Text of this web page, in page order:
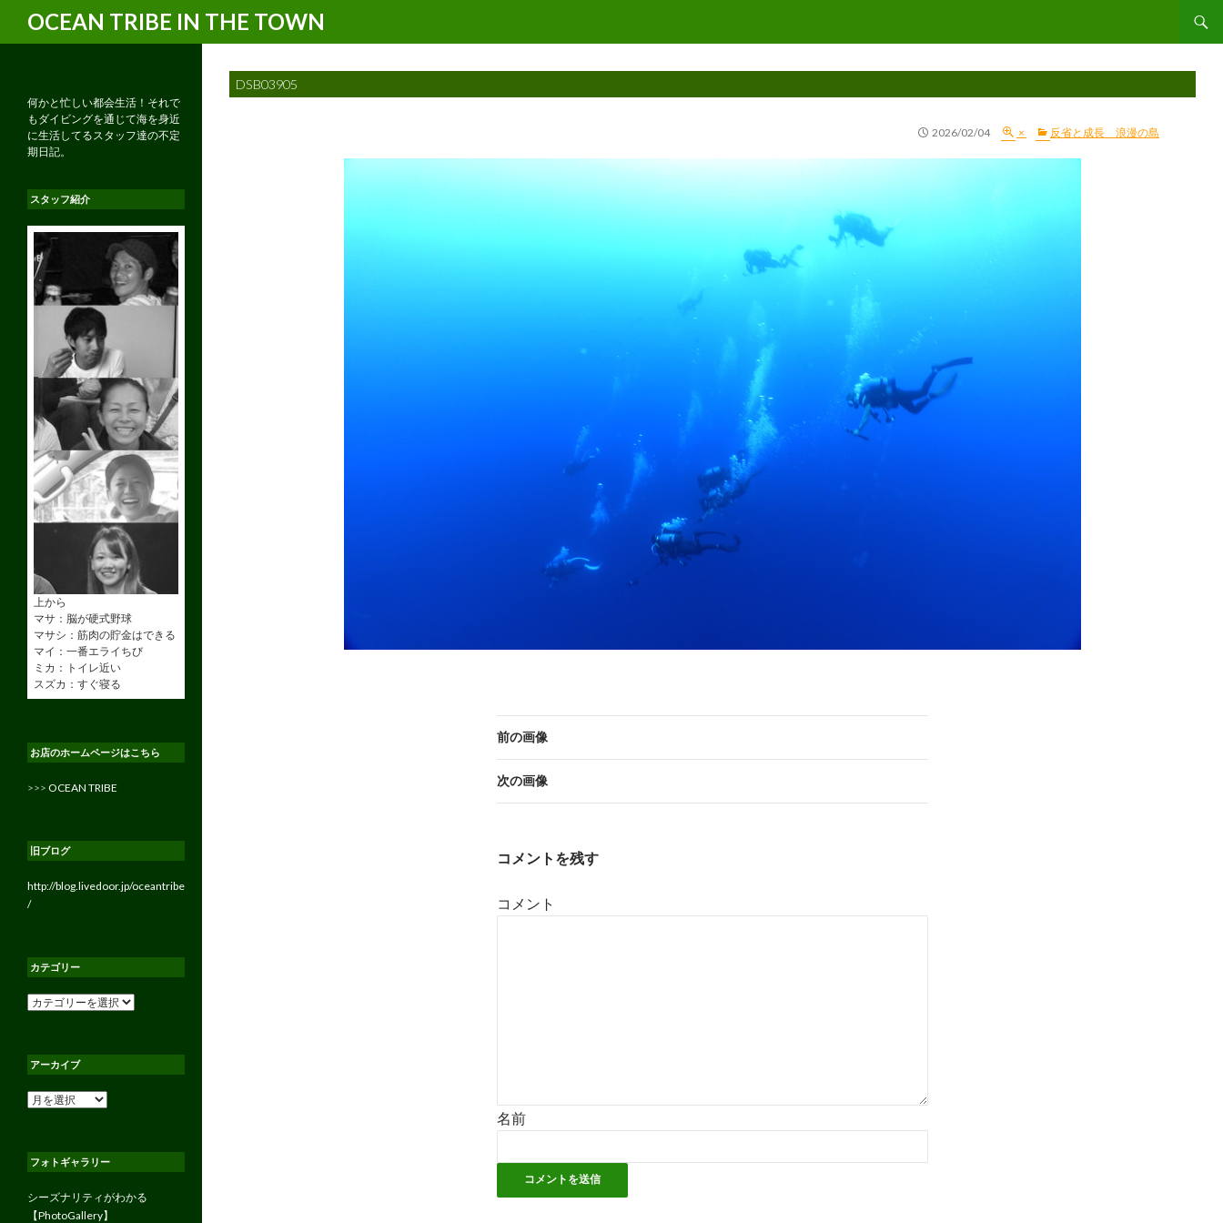
OCEAN TRIBE IN THE TOWN
DSB03905
2026/02/04 × 反省と成長 浪漫の島
前の画像
次の画像
コメントを残す
コメント
名前
何かと忙しい都会生活！それで
もダイビングを通じて海を身近
に生活してるスタッフ達の不定
期日記。
スタッフ紹介
上から
マサ：脳が硬式野球
マサシ：筋肉の貯金はできる
マイ：一番エライちび
ミカ：トイレ近い
スズカ：すぐ寝る
お店のホームページはこちら
>>> OCEAN TRIBE
旧ブログ
http://blog.livedoor.jp/oceantribe
/
カテゴリー
カ
ー
アーカイブ
ア
ブ
フォトギャラリー
シーズナリティがわかる
【PhotoGallery】